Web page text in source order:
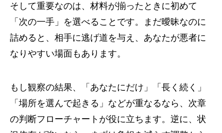
そして重要なのは、材料が揃ったときに初めて
「次の一手」を選べることです。まだ曖昧なのに
詰めると、相手に逃げ道を与え、あなたが悪者に
なりやすい場面もあります。
もし観察の結果、「あなたにだけ」「長く続く」
「場所を選んで起きる」などが重なるなら、次章
の判断フローチャートが役に立ちます。逆に、状